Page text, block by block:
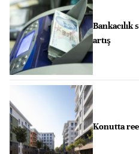
Bankacılık
artış
Konutta